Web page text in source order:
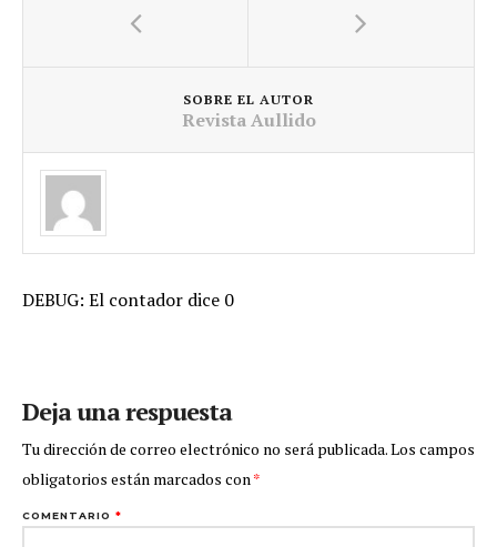
SOBRE EL AUTOR
Revista Aullido
DEBUG: El contador dice 0
Deja una respuesta
Tu dirección de correo electrónico no será publicada.Los campos
obligatorios están marcados con*
COMENTARIO *